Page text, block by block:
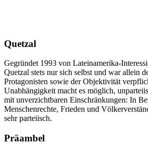
Quetzal
Gegründet 1993 von Lateinamerika-
Quetzal stets nur sich selbst und war allein
Protagonisten sowie der Objektivität
Unabhängigkeit macht es möglich,
mit unverzichtbaren Einschränkungen: In
Menschenrechte, Frieden und
sehr parteiisch.
Präambel